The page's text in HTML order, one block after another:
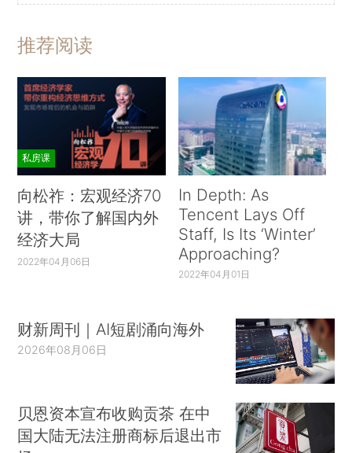
推荐阅读
私房课
向松祚：宏观经济70
讲，带你了解国内外
经济大局
2022年04月06日
In Depth: As
Tencent Lays Off
Staff, Is Its ‘Winter’
Approaching?
2022年04月01日
财新周刊｜AI短剧涌向海外
2026年08月06日
贝恩资本宣布收购贡茶 在中
国大陆无法注册商标后退出市